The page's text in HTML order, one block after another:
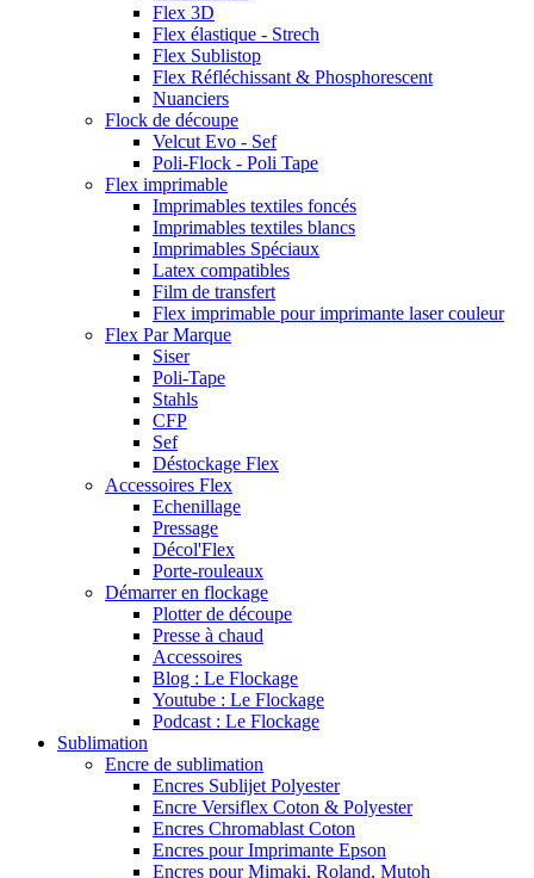
Flex 3D
Flex élastique - Strech
Flex Sublistop
Flex Réfléchissant & Phosphorescent
Nuanciers
Flock de découpe
Velcut Evo - Sef
Poli-Flock - Poli Tape
Flex imprimable
Imprimables textiles foncés
Imprimables textiles blancs
Imprimables Spéciaux
Latex compatibles
Film de transfert
Flex imprimable pour imprimante laser couleur
Flex Par Marque
Siser
Poli-Tape
Stahls
CFP
Sef
Déstockage Flex
Accessoires Flex
Echenillage
Pressage
Décol'Flex
Porte-rouleaux
Démarrer en flockage
Plotter de découpe
Presse à chaud
Accessoires
Blog : Le Flockage
Youtube : Le Flockage
Podcast : Le Flockage
Sublimation
Encre de sublimation
Encres Sublijet Polyester
Encre Versiflex Coton & Polyester
Encres Chromablast Coton
Encres pour Imprimante Epson
Encres pour Mimaki, Roland, Mutoh